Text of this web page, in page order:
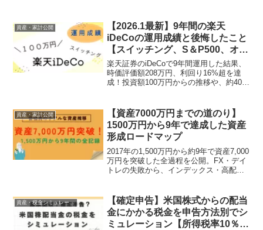
資産・家計公開
【2026.1最新】9年間の楽天
iDeCoの運用成績と後悔したこと
【スイッチング、S＆P500、オル
カン】【月1.2万円⇒2万円】
楽天証券のiDeCoで9年間運用した結果、
時価評価額208万円、利回り16%超を達
成！投資額100万円からの推移や、約40万
これから始める方必見です。
資産・家計公開
【資産7000万円までの道のり】
1500万円から9年で達成した資産
形成ロードマップ
2017年の1,500万円から約9年で資産7,000
万円を突破した全過程を公開。FX・デイ
トレの失敗から、インデックス・高配当
詳しく解説します。「投資ありvs貯金の
み」の比較シミュレーションも必見で
す。
資産・税金シミュレーション
【確定申告】米国株式からの配当
金にかかる税金を申告方法別でシ
ミュレーション【所得税率10％・